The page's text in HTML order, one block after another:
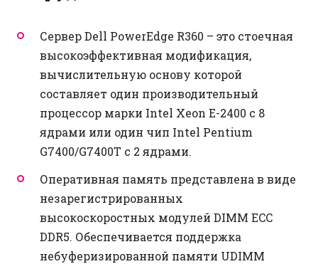
Сервер Dell PowerEdge R360 – это стоечная
высокоэффективная модификация,
вычислительную основу которой
составляет один производительный
процессор марки Intel Xeon E-2400 с 8
ядрами или один чип Intel Pentium
G7400/G7400T с 2 ядрами.
Оперативная память представлена в виде
незарегистрированных
высокоскоростных модулей DIMM ECC
DDR5. Обеспечивается поддержка
небуферизированной памяти UDIMM